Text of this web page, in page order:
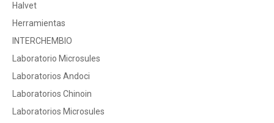
Halvet
Herramientas
INTERCHEMBIO
Laboratorio Microsules
Laboratorios Andoci
Laboratorios Chinoin
Laboratorios Microsules